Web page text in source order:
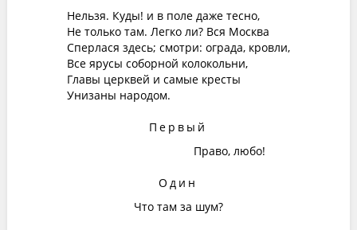
Нельзя. Куды! и в поле даже тесно,
Не только там. Легко ли? Вся Москва
Сперлася здесь; смотри: ограда, кровли,
Все ярусы соборной колокольни,
Главы церквей и самые кресты
Унизаны народом.
Первый
Право, любо!
Один
Что там за шум?